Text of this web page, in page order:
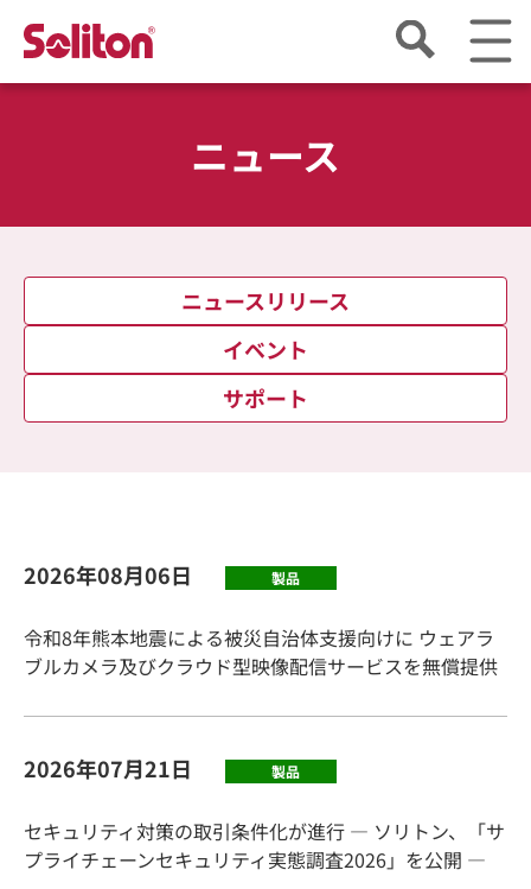
ニュース
ニュースリリース
イベント
サポート
2026年08月06日 製品
令和8年熊本地震による被災自治体支援向けに ウェアラ
ブルカメラ及びクラウド型映像配信サービスを無償提供
2026年07月21日 製品
セキュリティ対策の取引条件化が進行 ― ソリトン、「サ
プライチェーンセキュリティ実態調査2026」を公開 ―